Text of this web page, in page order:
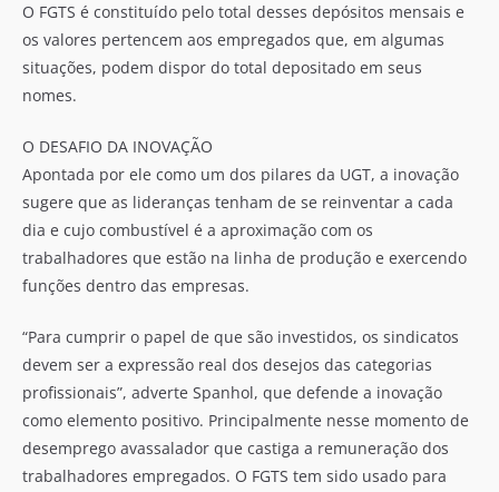
O FGTS é constituído pelo total desses depósitos mensais e
os valores pertencem aos empregados que, em algumas
situações, podem dispor do total depositado em seus
nomes.
O DESAFIO DA INOVAÇÃO
Apontada por ele como um dos pilares da UGT, a inovação
sugere que as lideranças tenham de se reinventar a cada
dia e cujo combustível é a aproximação com os
trabalhadores que estão na linha de produção e exercendo
funções dentro das empresas.
“Para cumprir o papel de que são investidos, os sindicatos
devem ser a expressão real dos desejos das categorias
profissionais”, adverte Spanhol, que defende a inovação
como elemento positivo. Principalmente nesse momento de
desemprego avassalador que castiga a remuneração dos
trabalhadores empregados. O FGTS tem sido usado para